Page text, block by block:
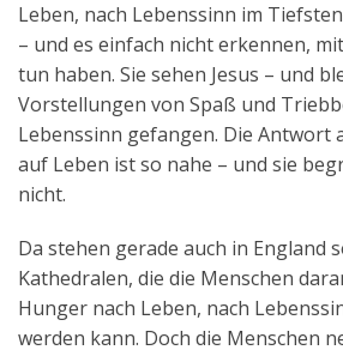
Leben, nach Lebenssinn im
– und es einfach nicht erkennen,
tun haben. Sie sehen Jesus – und
Vorstellungen von Spaß und
Lebenssinn gefangen. Die Antwort
auf Leben ist so nahe – und sie
nicht.
Da stehen gerade auch in England
Kathedralen, die die Menschen
Hunger nach Leben, nach
werden kann. Doch die Menschen